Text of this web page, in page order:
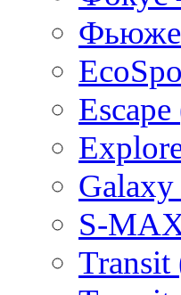
S-
Transit